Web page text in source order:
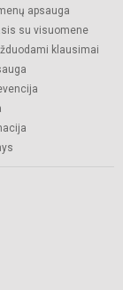
apsauga
su visuomene
klausimai